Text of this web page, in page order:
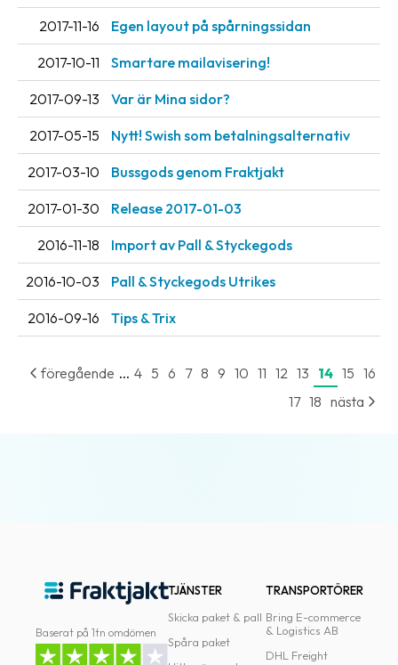
Integritet
Förbjudet
och
farligt
2017-11-16 Egen layout på spårningssidan
2017-10-11 Smartare mailavisering!
2017-09-13 Var är Mina sidor?
2017-05-15 Nytt! Swish som betalningsalternativ
2017-03-10 Bussgods genom Fraktjakt
2017-01-30 Release 2017-01-03
2016-11-18 Import av Pall & Styckegods
2016-10-03 Pall & Styckegods Utrikes
2016-09-16 Tips & Trix
föregående ... 4 5 6 7 8 9 10 11 12 13 14 15 16
17 18 nästa
Baserat på 1tn omdömen
TJÄNSTER
Skicka paket & pall
Spåra paket
TRANSPORTÖRER
Bring E-commerce
& Logistics AB
DHL Freight